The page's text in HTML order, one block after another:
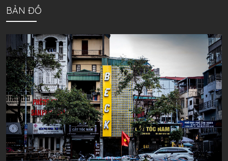
BẢN ĐỒ